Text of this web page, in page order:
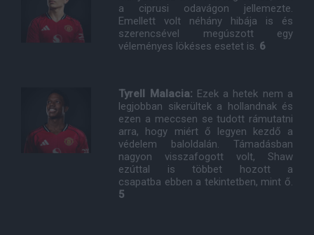
a ciprusi odavágon jellemezte.
Emellett volt néhány hibája is és
szerencsével megúszott egy
véleményes lökéses esetet is. 6
Tyrell Malacia: Ezek a hetek nem a
legjobban sikerültek a hollandnak és
ezen a meccsen se tudott rámutatni
arra, hogy miért ő legyen kezdő a
védelem baloldalán. Támadásban
nagyon visszafogott volt, Shaw
ezúttal is többet hozott a
csapatba ebben a tekintetben, mint ő.
5